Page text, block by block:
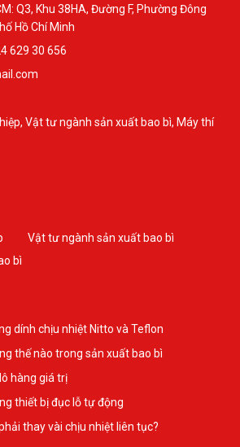
Q3, Khu 38HA, Đường F, Phường Đông
Hồ Chí Minh
629 30 656
Vật tư ngành sản xuất bao bì, Máy thí
Vật tư ngành sản xuất bao bì
bì
dính chịu nhiệt Nitto và Teflon
thế nào trong sản xuất bao bì
hàng giá trị
thiết bị đục lỗ tự động
thay vài chịu nhiệt liên tục?